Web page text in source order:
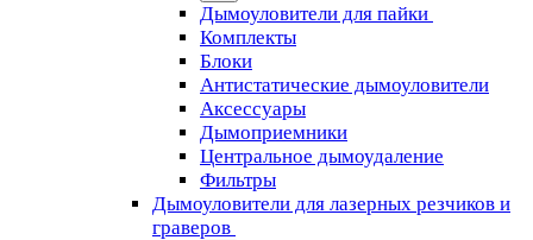
Дымоуловители для пайки
Комплекты
Блоки
Антистатические дымоуловители
Аксессуары
Дымоприемники
Центральное дымоудаление
Фильтры
Дымоуловители для лазерных резчиков и
граверов